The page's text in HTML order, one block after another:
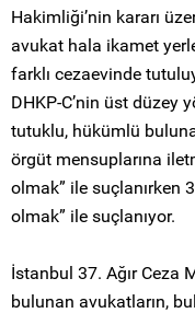
Hakimliği’nin kararı
avukat hala ikamet
farklı cezaevinde
DHKP-C’nin üst düzey
tutuklu, hükümlü
örgüt mensuplarına
olmak” ile suçlanırken
olmak” ile suçlanıyor.
İstanbul 37. Ağır Ceza
bulunan avukatların,